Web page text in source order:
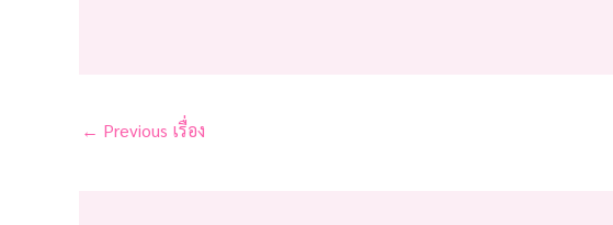
← Previous เรื่อง